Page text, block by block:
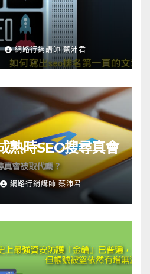
網路行銷講師 蔡沛君
熟時SEO搜尋真會
網路行銷講師 蔡沛君